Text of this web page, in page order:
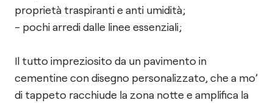
proprietà traspiranti e anti umidità;
- pochi arredi dalle linee essenziali;
Il tutto impreziosito da un pavimento in
cementine con disegno personalizzato, che a mo’
di tappeto racchiude la zona notte e amplifica la